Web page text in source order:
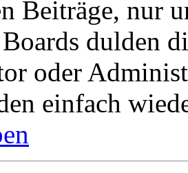
Beiträge, nur
dulden
oder
einfach